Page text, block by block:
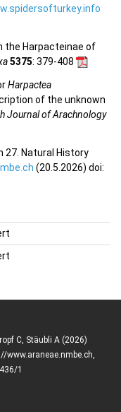
the Harpacteinae of
5375: 379-408
Harpactea
of the unknown
Journal of Arachnology
27. Natural History
(20.5.2026) doi:
C, Stäubli A (2026)
www.araneae.nmbe.ch,
1